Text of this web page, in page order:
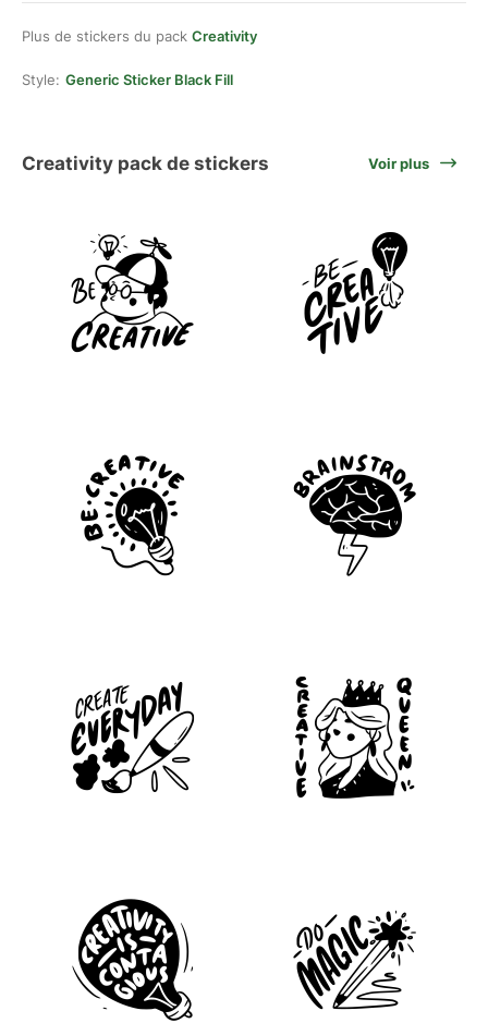
Plus de stickers du pack Creativity
Style: Generic Sticker Black Fill
Creativity pack de stickers Voir plus